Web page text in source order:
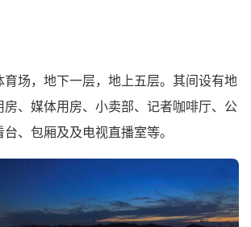
育场，地下一层，地上五层。其间设有地
房、媒体用房、小卖部、记者咖啡厅、公
、包厢及及电视直播室等。